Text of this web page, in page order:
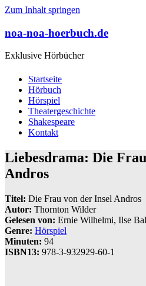
Zum Inhalt springen
noa-noa-hoerbuch.de
Exklusive Hörbücher
Startseite
Hörbuch
Hörspiel
Theatergeschichte
Shakespeare
Kontakt
Liebesdrama: Die
Andros
Titel: Die Frau von der Insel Andros
Autor: Thornton Wilder
Gelesen von: Ernie Wilhelmi, Ilse
Genre: Hörspiel
Minuten: 94
ISBN13: 978-3-932929-60-1